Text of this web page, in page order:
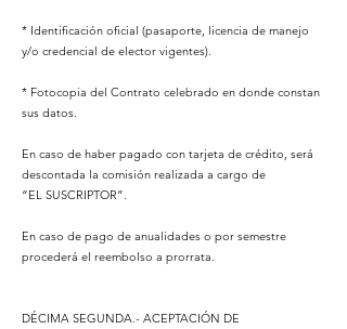
* Identificación oficial (pasaporte, licencia de manejo
y/o credencial de elector vigentes).
* Fotocopia del Contrato celebrado en donde constan
sus datos.
En caso de haber pagado con tarjeta de crédito, será
descontada la comisión realizada a cargo de
“EL SUSCRIPTOR”.
En caso de pago de anualidades o por semestre
procederá el reembolso a prorrata.
DÉCIMA SEGUNDA.- ACEPTACIÓN DE